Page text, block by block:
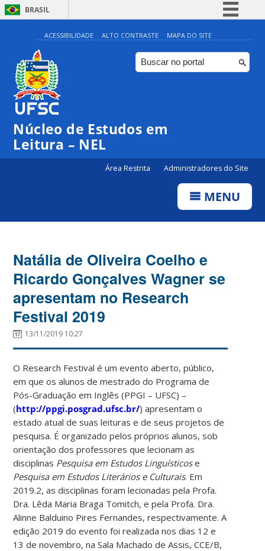
BRASIL
Simplifique!
Comunica BR
Participe
ACESSIBILIDADE ALTO CONTRASTE MAPA DO SITE
Núcleo de Estudos em
Leitura – NEL
Área Restrita Administradores do Site
MENU
Natália de Oliveira Coelho e
Ricardo Gonçalves Wagner se
apresentam no Research
Festival 2019
13/11/2019 10:27
O Research Festival é um evento aberto, público,
em que os alunos de mestrado do Programa de
Pós-Graduação em Inglês (PPGI – UFSC) –
(http://ppgi.posgrad.ufsc.br/) apresentam o
estado atual de suas leituras e de seus projetos de
pesquisa. É organizado pelos próprios alunos, sob
orientação dos professores que lecionam as
disciplinas Pesquisa em Estudos Linguísticose
Pesquisa em Estudos Literários e Culturais. Em
2019.2, as disciplinas foram lecionadas pela Profa.
Dra. Lêda Maria Braga Tomitch, e pela Profa. Dra.
Alinne Balduino Pires Fernandes, respectivamente. A
edição 2019 do evento foi realizada nos dias 12 e
13 de novembro, na Sala Machado de Assis, CCE/B,